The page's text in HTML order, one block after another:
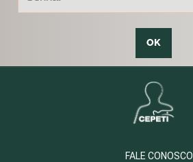
OK
FALE CONOSCO